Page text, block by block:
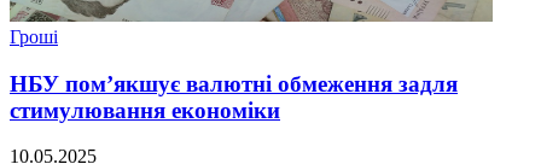
Гроші
НБУ пом’якшує валютні обмеження задля
стимулювання економіки
10.05.2025